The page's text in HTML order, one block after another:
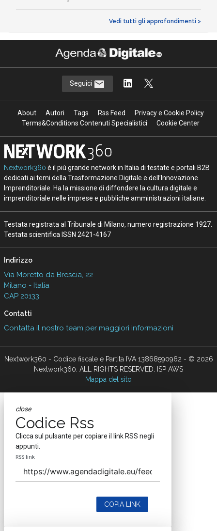
Vedi tutti gli approfondimenti >
Seguici
About Autori Tags Rss Feed
Privacy e Cookie Policy
Terms&Conditions Contenuti Specialistici
Cookie Center
Nextwork360 è il più grande network in Italia di testate e portali B2B
dedicati ai temi della Trasformazione Digitale e dell’Innovazione
Imprenditoriale. Ha la missione di diffondere la cultura digitale e
imprenditoriale nelle imprese e pubbliche amministrazioni italiane.
Testata registrata al Tribunale di Milano, numero registrazione 1927.
Testata scientifica ISSN 2421-4167
Indirizzo
Via Moretto da Brescia, 22
Milano - Italia
CAP 20133
Contatti
Contatta il nostro team per maggiori informazioni
Nextwork360 - Codice fiscale e Partita IVA 13868590962 - © 2026
Nextwork360. ALL RIGHTS RESERVED. ISP AWS
Mappa del sito
close
Codice Rss
Clicca sul pulsante per copiare il link RSS negli
appunti.
RSS link
COPIA LINK